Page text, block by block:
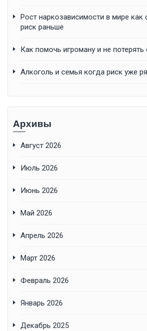
Рост наркозависимости в мире как
риск раньше
Как помочь игроману и не потерять
Алкоголь и семья когда риск уже
Архивы
Август 2026
Июль 2026
Июнь 2026
Май 2026
Апрель 2026
Март 2026
Февраль 2026
Январь 2026
Декабрь 2025